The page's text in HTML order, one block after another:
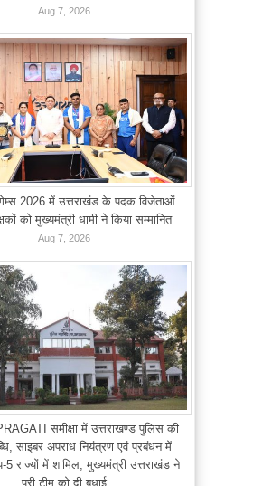
Aug 7, 2026
2026 में उत्तराखंड के पदक विजेताओं
को मुख्यमंत्री धामी ने किया सम्मानित
Aug 7, 2026
समीक्षा में उत्तराखण्ड पुलिस की
साइबर अपराध नियंत्रण एवं प्रबंधन में
5 राज्यों में शामिल, मुख्यमंत्री उत्तराखंड ने
पूरी टीम को दी बधाई